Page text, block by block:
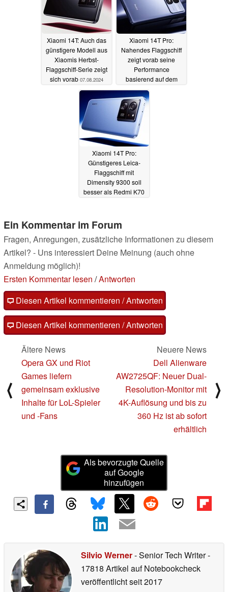
Xiaomi 14T: Auch das
günstigere Modell aus
Xiaomis Herbst-
Flaggschiff-Serie zeigt
sich vorab 07.08.2024
Xiaomi 14T Pro:
Nahendes Flaggschiff
zeigt vorab seine
Performance
basierend auf dem
Dimensity 9300+
26.07.2024
Xiaomi 14T Pro:
Günstigeres Leica-
Flaggschiff mit
Dimensity 9300 soll
besser als Redmi K70
Ein Kommentar im Forum
Fragen, Anregungen, zusätzliche Informationen zu diesem
Artikel? - Uns interessiert Deine Meinung (auch ohne
Anmeldung möglich)!
Ersten Kommentar lesen /Antworten
Diesen Artikel kommentieren / Antworten
Diesen Artikel kommentieren / Antworten
⟨
Ältere News
Opera GX und Riot
Games liefern
gemeinsam exklusive
Inhalte für LoL-Spieler
und -Fans
Neuere News
Dell Alienware
AW2725QF: Neuer Dual-
Resolution-Monitor mit
4K-Auflösung und bis zu
360 Hz ist ab sofort
erhältlich
⟩
Als bevorzugte Quelle
auf Google
hinzufügen
Silvio Werner- Senior Tech Writer-
17818 Artikel auf Notebookcheck
veröffentlichtseit 2017